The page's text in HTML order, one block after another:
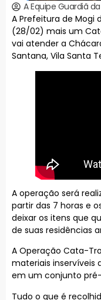
A Equipe Guardiã
A Prefeitura de Mogi
(28/02) mais um
vai atender a
Santana, Vila Santa
A operação será
partir das 7 horas e
deixar os itens que
de suas residências
A Operação Cata-
materiais inservíveis
em um conjunto
Tudo o que é